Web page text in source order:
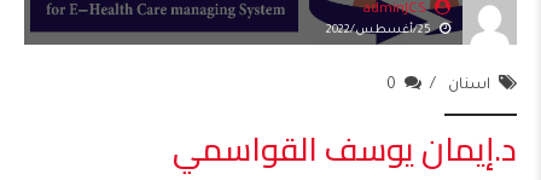
adminJCS
25/أغسطس/2022
اسنان 0
د.إيمان يوسف القواسمي